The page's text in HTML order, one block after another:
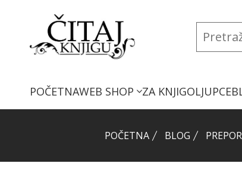
POČETNAWEB SHOP ZA KNJIGOLJUPCE
POČETNA BLOG